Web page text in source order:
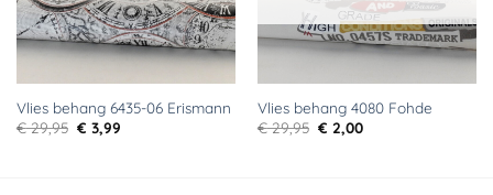
Vlies behang 6435-06 Erismann
€29,95 Oorspronkelijke
prijs
€ 3,99Huidige
Vlies behang 4080 Fohde
€29,95 Oorspronkelijke
prijs
€ 2,00Huidige